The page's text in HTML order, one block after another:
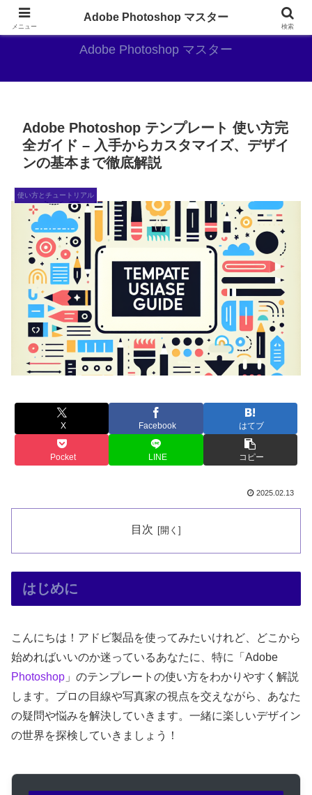
AdobePhotoshopがやっぱり最強
Adobe Photoshop マスター
Adobe Photoshop テンプレート 使い方完
全ガイド – 入手からカスタマイズ、デザイ
ンの基本まで徹底解説
使い方とチュートリアル
X Facebook はてブ
Pocket LINE コピー
2025.02.13
目次
はじめに
こんにちは！アドビ製品を使ってみたいけれど、どこから
始めればいいのか迷っているあなたに、特に「Adobe
Photoshop 」のテンプレートの使い方をわかりやすく解説
します。プロの目線や写真家の視点を交えながら、あなた
の疑問や悩みを解決していきます。一緒に楽しいデザイン
の世界を探検していきましょう！
メニュー
Adobe Photoshop マスター
検索